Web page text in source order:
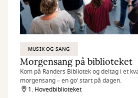
MUSIK OG SANG
Morgensang på biblioteket
Kom på Randers Bibliotek og deltag i et
morgensang – en go’ start på dagen.
1. Hovedbiblioteket